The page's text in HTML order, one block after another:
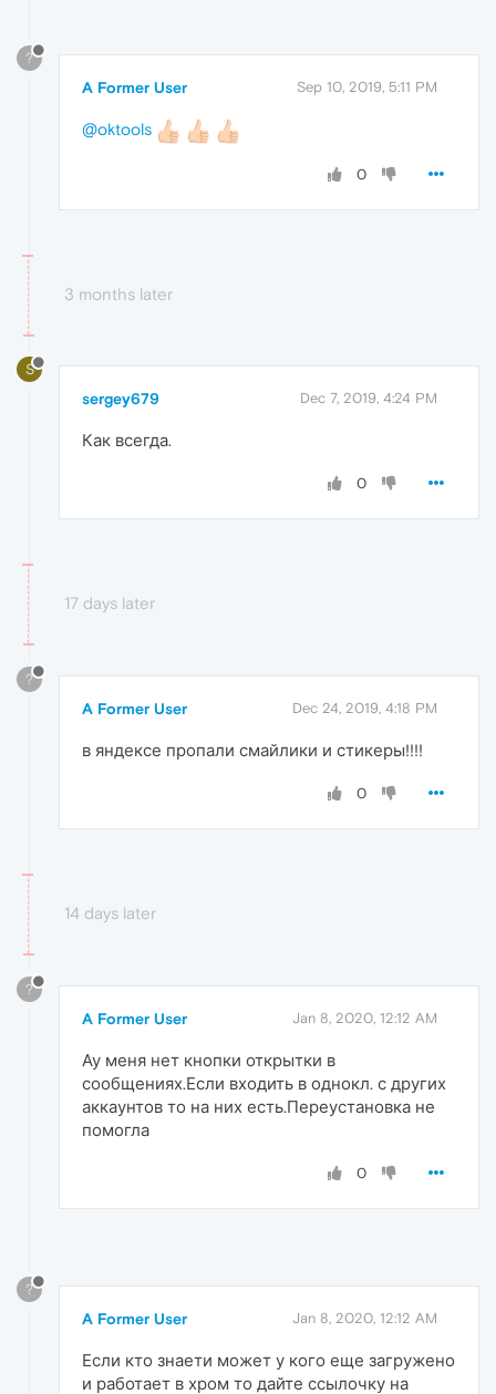
?
A Former User Sep 10, 2019, 5:11 PM
@oktools
0
3 months later
S
sergey679 Dec 7, 2019, 4:24 PM
Как всегда.
0
17 days later
?
A Former User Dec 24, 2019, 4:18 PM
в яндексе пропали смайлики и стикеры!!!!
0
14 days later
?
A Former User Jan 8, 2020, 12:12 AM
Ау меня нет кнопки открытки в
сообщениях.Если входить в однокл. с других
аккаунтов то на них есть.Переустановка не
помогла
0
?
A Former User Jan 8, 2020, 12:12 AM
Если кто знаети может у кого еще загружено
и работает в хром то дайте ссылочку на